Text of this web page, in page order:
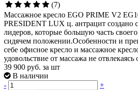
(7)
Массажное кресло EGO PRIME V2
PRESIDENT LUX ц. антрацит создано
лидеров, которые большую часть
сидячем положении.Особенности и
себе офисное кресло и массажное
удовольствие от массажа не
39 900 руб. за шт
В наличии
-
+